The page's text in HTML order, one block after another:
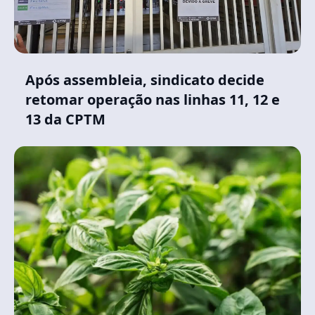
Após assembleia, sindicato decide
retomar operação nas linhas 11, 12 e
13 da CPTM